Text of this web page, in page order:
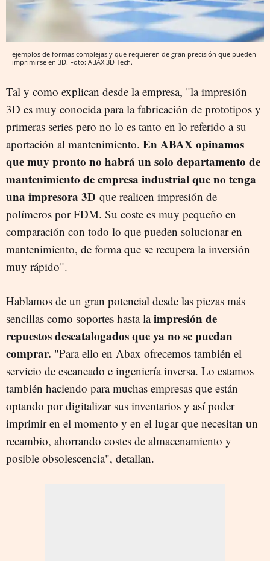
ejemplos de formas complejas y que requieren de gran precisión que pueden
imprimirse en 3D. Foto: ABAX 3D Tech.
Tal y como explican desde la empresa, "la impresión
3D es muy conocida para la fabricación de prototipos y
primeras series pero no lo es tanto en lo referido a su
aportación al mantenimiento. En ABAX opinamos
que muy pronto no habrá un solo departamento de
mantenimiento de empresa industrial que no tenga
una impresora 3D que realicen impresión de
polímeros por FDM. Su coste es muy pequeño en
comparación con todo lo que pueden solucionar en
mantenimiento, de forma que se recupera la inversión
muy rápido".
Hablamos de un gran potencial desde las piezas más
sencillas como soportes hasta laimpresión de
repuestos descatalogados que ya no se puedan
comprar. "Para ello en Abax ofrecemos también el
servicio de escaneado e ingeniería inversa. Lo estamos
también haciendo para muchas empresas que están
optando por digitalizar sus inventarios y así poder
imprimir en el momento y en el lugar que necesitan un
recambio, ahorrando costes de almacenamiento y
posible obsolescencia", detallan.